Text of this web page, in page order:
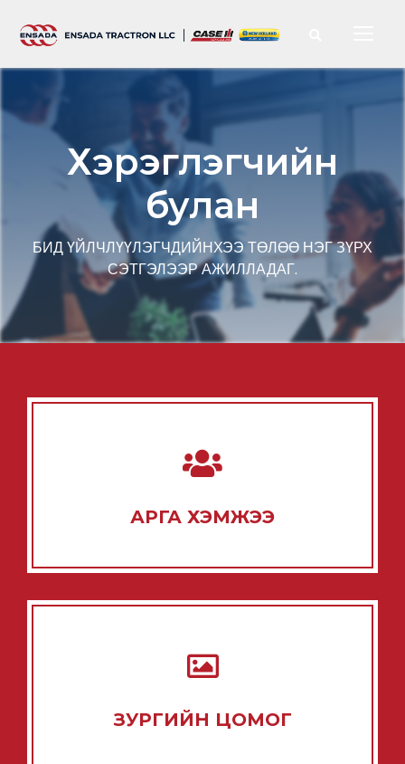
Хэрэглэгчийн
булан
БИД ҮЙЛЧЛҮҮЛЭГЧДИЙНХЭЭ ТӨЛӨӨ НЭГ ЗҮРХ
СЭТГЭЛЭЭР АЖИЛЛАДАГ.
АРГА ХЭМЖЭЭ
ЗУРГИЙН ЦОМОГ